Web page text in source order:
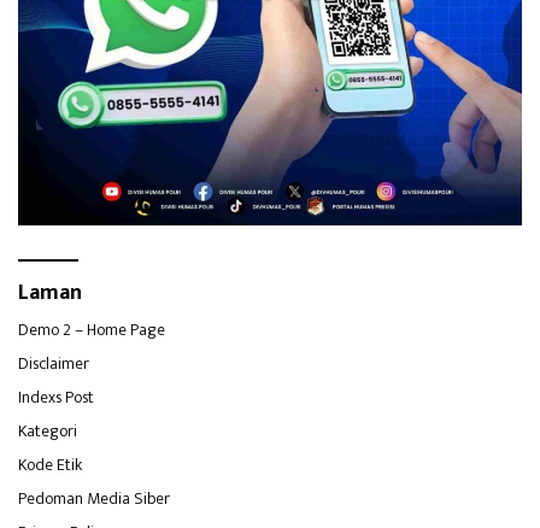
Laman
Demo 2 – Home Page
Disclaimer
Indexs Post
Kategori
Kode Etik
Pedoman Media Siber